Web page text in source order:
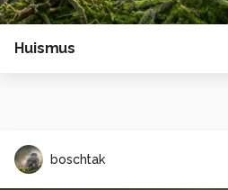
Huismus
boschtak